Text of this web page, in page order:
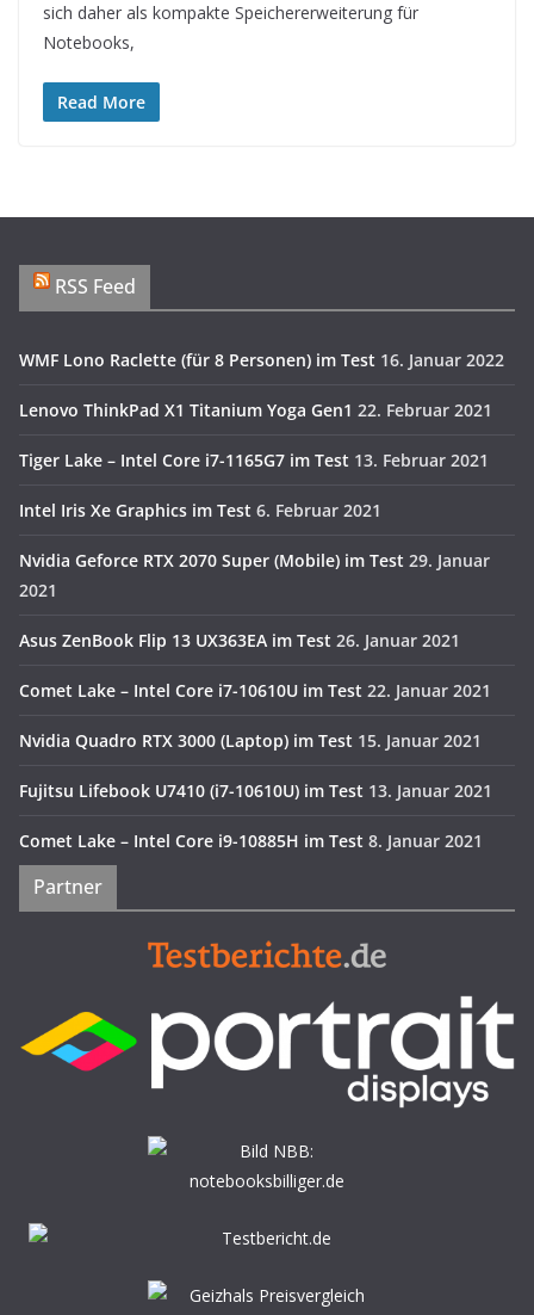
sich daher als kompakte Speichererweiterung für
Notebooks,
Read More
RSS Feed
WMF Lono Raclette (für 8 Personen) im Test 16. Januar 2022
Lenovo ThinkPad X1 Titanium Yoga Gen1 22. Februar 2021
Tiger Lake – Intel Core i7-1165G7 im Test 13. Februar 2021
Intel Iris Xe Graphics im Test 6. Februar 2021
Nvidia Geforce RTX 2070 Super (Mobile) im Test 29. Januar
2021
Asus ZenBook Flip 13 UX363EA im Test 26. Januar 2021
Comet Lake – Intel Core i7-10610U im Test 22. Januar 2021
Nvidia Quadro RTX 3000 (Laptop) im Test 15. Januar 2021
Fujitsu Lifebook U7410 (i7-10610U) im Test 13. Januar 2021
Comet Lake – Intel Core i9-10885H im Test 8. Januar 2021
Partner